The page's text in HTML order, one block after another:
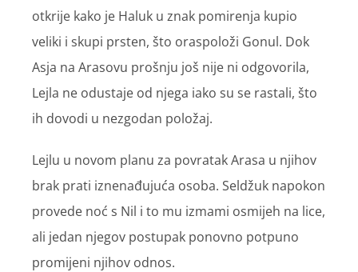
otkrije kako je Haluk u znak pomirenja kupio
veliki i skupi prsten, što oraspoloži Gonul. Dok
Asja na Arasovu prošnju još nije ni odgovorila,
Lejla ne odustaje od njega iako su se rastali, što
ih dovodi u nezgodan položaj.
Lejlu u novom planu za povratak Arasa u njihov
brak prati iznenađujuća osoba. Seldžuk napokon
provede noć s Nil i to mu izmami osmijeh na lice,
ali jedan njegov postupak ponovno potpuno
promijeni njihov odnos.